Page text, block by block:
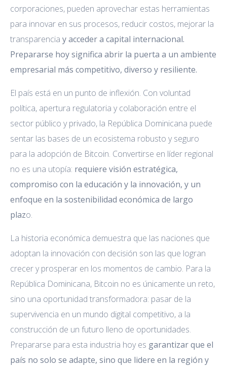
corporaciones, pueden aprovechar estas herramientas
para innovar en sus procesos, reducir costos, mejorar la
transparencia y acceder a capital internacional.
Prepararse hoy significa abrir la puerta a un ambiente
empresarial más competitivo, diverso y resiliente.
El país está en un punto de inflexión. Con voluntad
política, apertura regulatoria y colaboración entre el
sector público y privado, la República Dominicana puede
sentar las bases de un ecosistema robusto y seguro
para la adopción de Bitcoin. Convertirse en líder regional
no es una utopía: requiere visión estratégica,
compromiso con la educación y la innovación, y un
enfoque en la sostenibilidad económica de largo
plazo.
La historia económica demuestra que las naciones que
adoptan la innovación con decisión son las que logran
crecer y prosperar en los momentos de cambio. Para la
República Dominicana, Bitcoin no es únicamente un reto,
sino una oportunidad transformadora: pasar de la
supervivencia en un mundo digital competitivo, a la
construcción de un futuro lleno de oportunidades.
Prepararse para esta industria hoy es garantizar que el
país no solo se adapte, sino que lidere en la región y